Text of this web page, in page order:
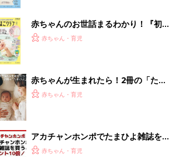
赤ちゃんのお世話まるわかり！『初め
てのひよこクラブ 夏号』〈巻頭大特
赤ちゃん・育児
赤ちゃんが生まれたら！2冊の「たま
ひよ」
赤ちゃん・育児
アカチャンホンポでたまひよ雑誌を買
うとポイント10倍【期間限定】
赤ちゃん・育児